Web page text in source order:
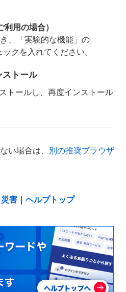
用の場合）
、「実験的な機能」の
クを入れてください。
トール
トールし、再度インストール
い場合は、 別の推奨ブラウザ
害 ｜ ヘルプトップ